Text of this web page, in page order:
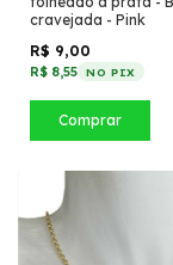
cravejada - Pink
R$ 9,00
R$ 8,55 NO PIX
Comprar